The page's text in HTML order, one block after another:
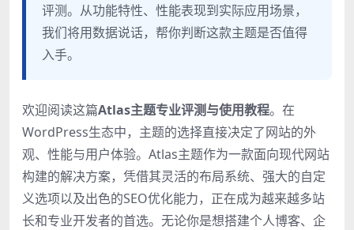
评测。从功能特性、性能表现到实际应用场景，
我们将用数据说话，帮你判断这款主题是否值得
入手。
欢迎阅读这篇Atlas主题专业评测与使用教程。在
WordPress生态中，主题的选择直接决定了网站的外
观、性能与用户体验。Atlas主题作为一款面向现代网站
构建的解决方案，凭借其灵活的布局系统、强大的自定
义选项以及出色的SEO优化能力，正在成为越来越多站
长和专业开发者的首选。无论你是想搭建个人博客、企